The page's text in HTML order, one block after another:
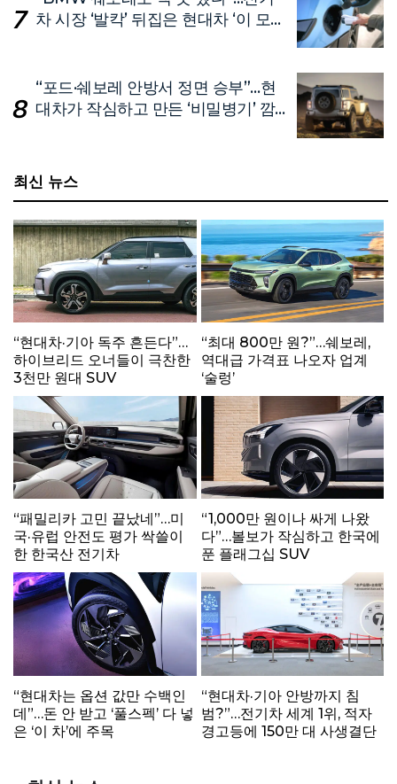
차 시장 ‘발칵’ 뒤집은 현대차 ‘이 모
“포드·쉐보레 안방서 정면 승부”…현
대차가 작심하고 만든 ‘비밀병기’ 깜
최신 뉴스
“현대차·기아 독주 흔든다”…
하이브리드 오너들이 극찬한
3천만 원대 SUV
“최대 800만 원?”…쉐보레,
역대급 가격표 나오자 업계
‘술렁’
“패밀리카 고민 끝났네”…미
국·유럽 안전도 평가 싹쓸이
한 한국산 전기차
“1,000만 원이나 싸게 나왔
다”…볼보가 작심하고 한국에
푼 플래그십 SUV
“현대차는 옵션 값만 수백인
데”…돈 안 받고 ‘풀스펙’ 다 넣
은 ‘이 차’에 주목
“현대차·기아 안방까지 침
범?”…전기차 세계 1위, 적자
경고등에 150만 대 사생결단